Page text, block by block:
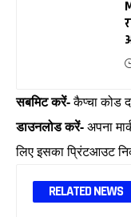
सबमिट करें-कैप्चा कोड
डाउनलोड करें-अपना
लिए इसका प्रिंटआउट
RELATED NEWS